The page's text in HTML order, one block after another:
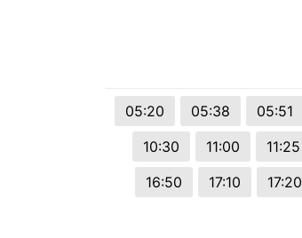
05:20 05:38 05:51
10:30
11:00 11:25
16:50
17:10 17:20